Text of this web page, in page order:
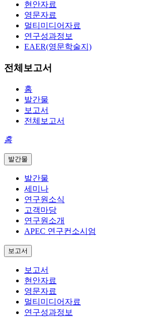
현안자료
영문자료
멀티미디어자료
연구성과정보
EAER(영문학술지)
전체보고서
홈
발간물
보고서
전체보고서
홈
발간물
발간물
세미나
연구원소식
고객마당
연구원소개
APEC 연구컨소시엄
보고서
보고서
현안자료
영문자료
멀티미디어자료
연구성과정보